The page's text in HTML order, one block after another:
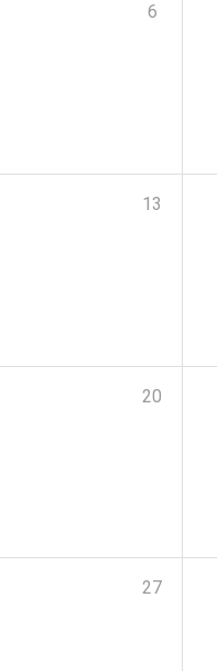
6
13
20
27